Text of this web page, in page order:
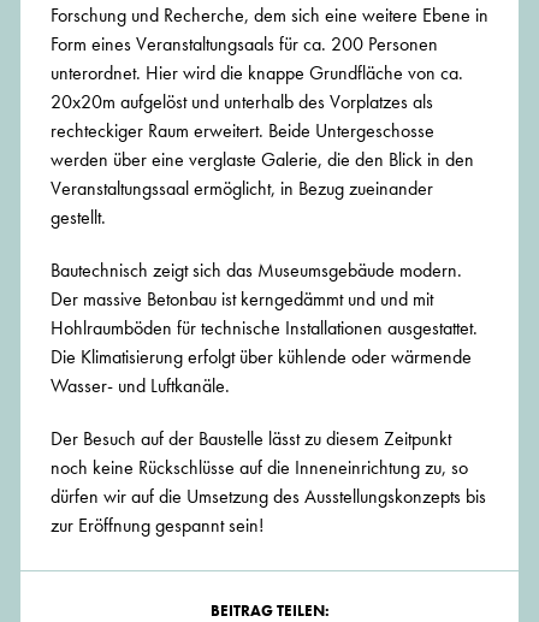
Forschung und Recherche, dem sich eine weitere Ebene in
Form eines Veranstaltungsaals für ca. 200 Personen
unterordnet. Hier wird die knappe Grundfläche von ca.
20x20m aufgelöst und unterhalb des Vorplatzes als
rechteckiger Raum erweitert. Beide Untergeschosse
werden über eine verglaste Galerie, die den Blick in den
Veranstaltungssaal ermöglicht, in Bezug zueinander
gestellt.
Bautechnisch zeigt sich das Museumsgebäude modern.
Der massive Betonbau ist kerngedämmt und und mit
Hohlraumböden für technische Installationen ausgestattet.
Die Klimatisierung erfolgt über kühlende oder wärmende
Wasser- und Luftkanäle.
Der Besuch auf der Baustelle lässt zu diesem Zeitpunkt
noch keine Rückschlüsse auf die Inneneinrichtung zu, so
dürfen wir auf die Umsetzung des Ausstellungskonzepts bis
zur Eröffnung gespannt sein!
BEITRAG TEILEN: